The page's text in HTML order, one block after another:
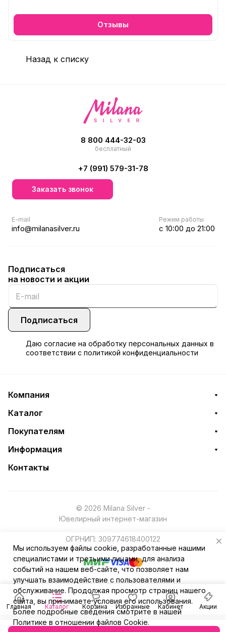
Отзывы
Назад к списку
Главная Каталог Корзина Избранные Кабинет Акции
8 800 444-32-03
бесплатный
+7 (991) 579-31-78
Заказать звонок
E-mail
info@milanasilver.ru
Режим работы
с 10:00 до 21:00
Подписаться
на новости и акции
Подписаться
Даю согласие на обработку персональных данных в
соответствии с политикой конфиденциальности
Компания
Каталог
Покупателям
Информация
Контакты
© 2026 Milana Silver -
Ювелирный интернет-магазин
ОГРНИП: 309774618400122
Мы используем файлы cookie, разработанные нашими
специалистами и третьими лицами, для анализа
событий на нашем веб-сайте, что позволяет нам
улучшать взаимодействие с пользователями и
обслуживание. Продолжая просмотр страниц нашего
сайта, вы принимаете условия его использования.
Более подробные сведения смотрите в нашей
Политике в отношении файлов Cookie.